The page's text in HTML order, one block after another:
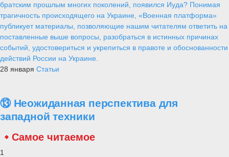
братским прошлым многих поколений, появился Иуда? Понимая
трагичность происходящего на Украине, «Военная платформа»
публикует материалы, позволяющие нашим читателям ответить на
поставленные выше вопросы, разобраться в истинных причинах
событий, удостовериться и укрепиться в правоте и обоснованности
действий России на Украине.
28 января Статьи
⑬ Неожиданная перспектива для
западной техники
Самое читаемое
1